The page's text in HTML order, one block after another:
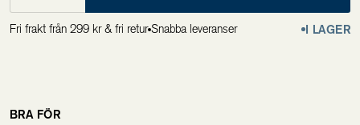
Fri frakt från 299 kr & fri retur Snabba leveranser I LAGER
BRA FÖR